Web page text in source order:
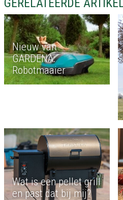
GERELATEERDE
Nieuw van
GARDENA:
Robotmaaier
Wat is een pellet grill
en past dat bij mij?